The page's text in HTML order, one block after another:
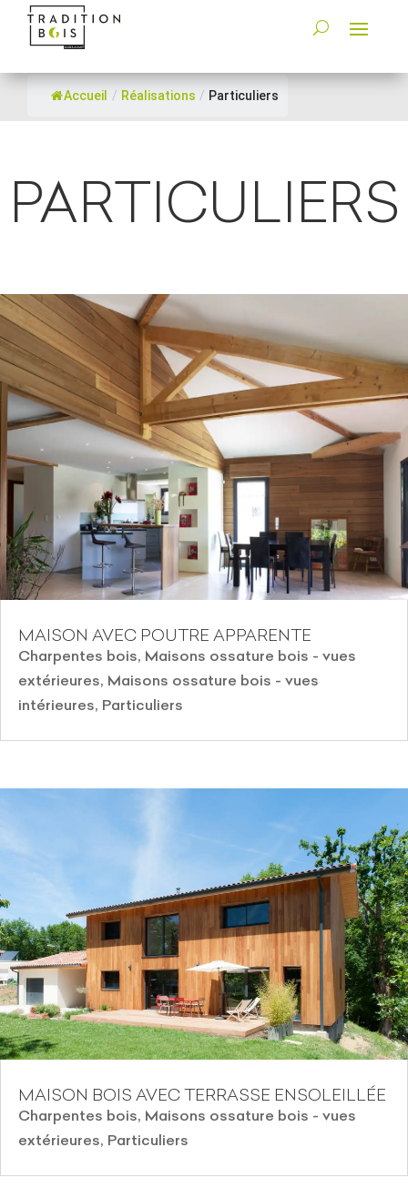
Accueil / Réalisations / Particuliers
PARTICULIERS
MAISON AVEC POUTRE APPARENTE
Charpentes bois, Maisons ossature bois - vues
extérieures, Maisons ossature bois - vues
intérieures, Particuliers
MAISON BOIS AVEC TERRASSE ENSOLEILLÉE
Charpentes bois, Maisons ossature bois - vues
extérieures, Particuliers